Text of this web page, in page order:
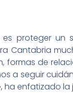
proteger un
Cantabria
de
a seguir
enfatizado la